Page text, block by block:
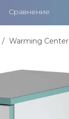
Cравнение
Warming Center